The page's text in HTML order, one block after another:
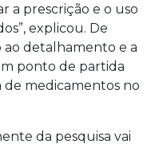
a prescrição e o uso
explicou. De
ao detalhamento e a
ponto de partida
medicamentos no
da pesquisa vai